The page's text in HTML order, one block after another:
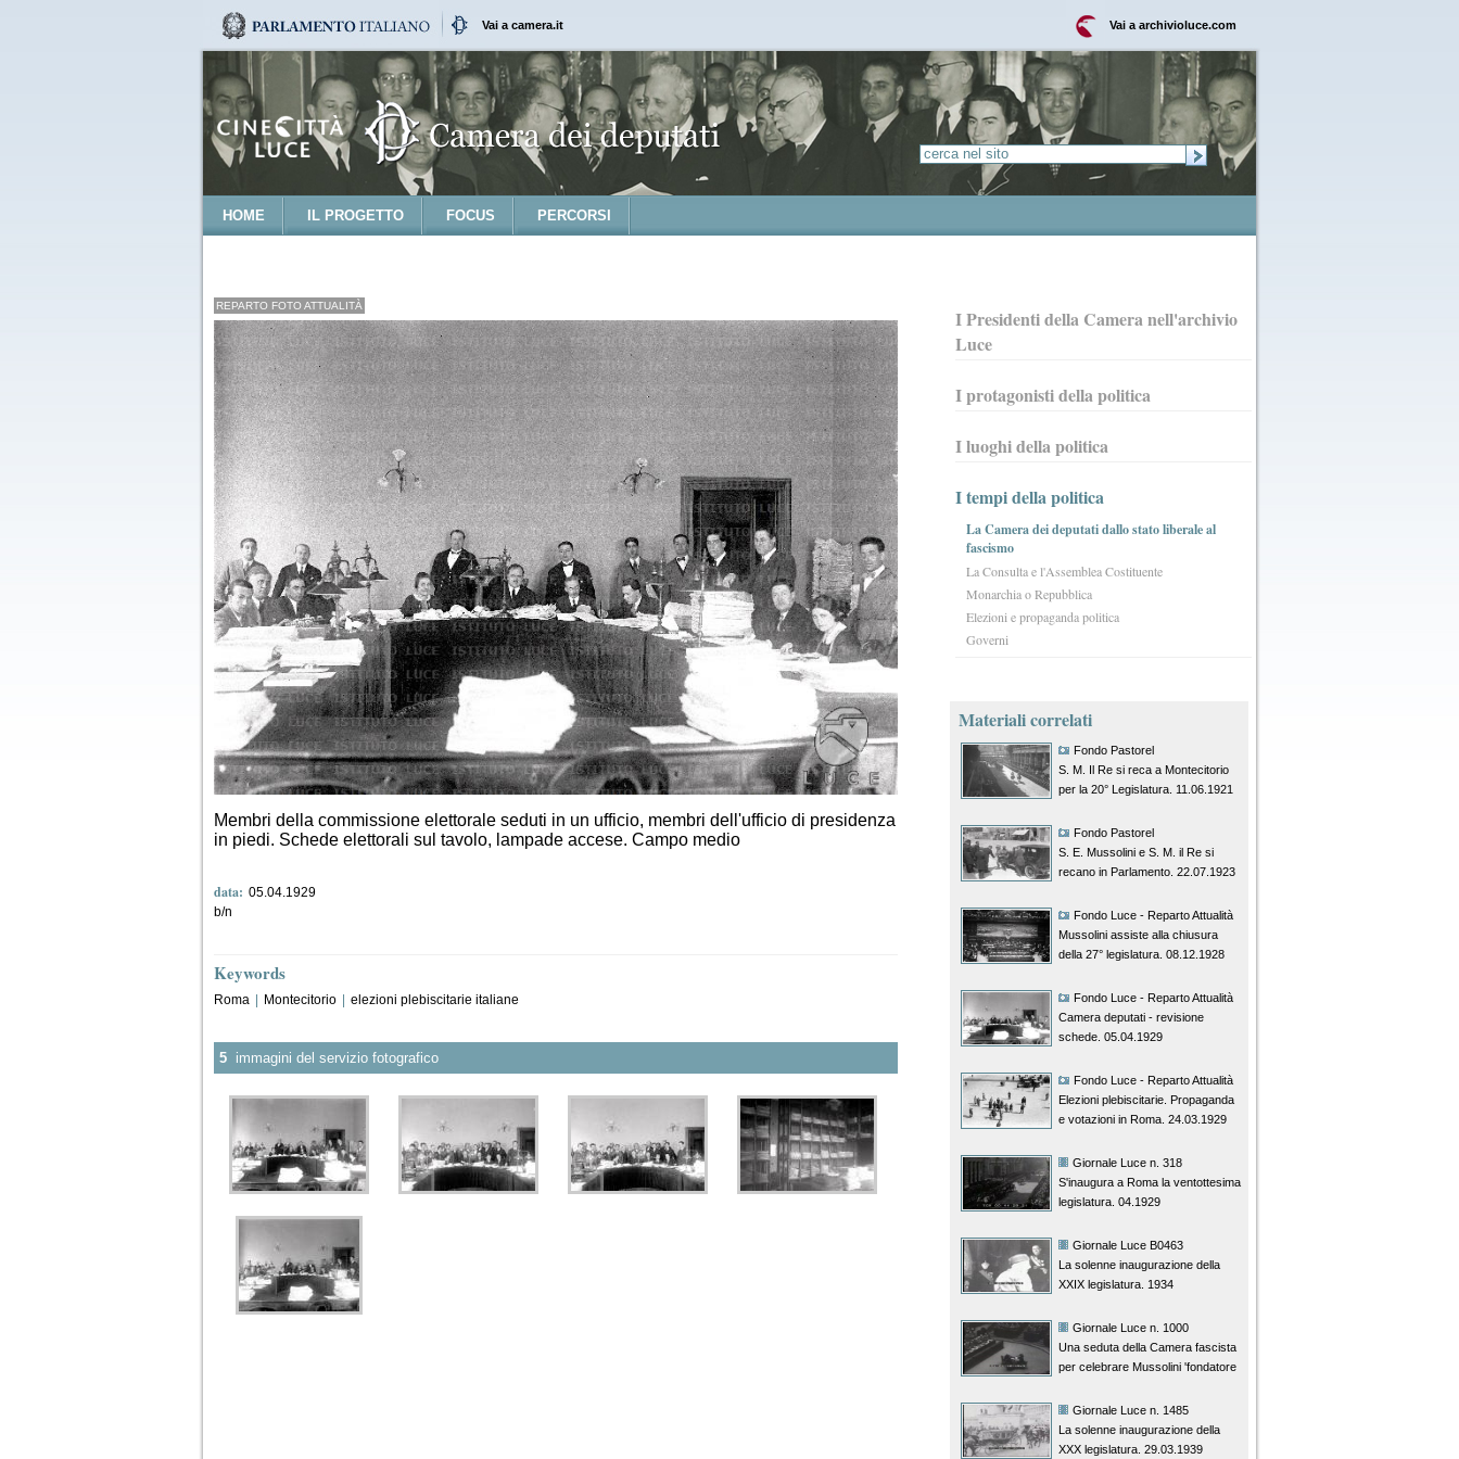
Vai a camera.it Vai a archivioluce.com
HOME IL PROGETTO FOCUS PERCORSI
REPARTO FOTO ATTUALITÀ
Membri della commissione elettorale seduti in un ufficio, membri dell'ufficio di presidenza
in piedi. Schede elettorali sul tavolo, lampade accese. Campo medio
data: 05.04.1929
b/n
Keywords
Roma | Montecitorio | elezioni plebiscitarie italiane
5 immagini del servizio fotografico
I Presidenti della Camera nell'archivio
Luce
I protagonisti della politica
I luoghi della politica
I tempi della politica
La Camera dei deputati dallo stato liberale al
fascismo
La Consulta e l'Assemblea Costituente
Monarchia o Repubblica
Elezioni e propaganda politica
Governi
Materiali correlati
Fondo Pastorel
S. M. Il Re si reca a Montecitorio
per la 20° Legislatura. 11.06.1921
Fondo Pastorel
S. E. Mussolini e S. M. il Re si
recano in Parlamento. 22.07.1923
Fondo Luce - Reparto Attualità
Mussolini assiste alla chiusura
della 27° legislatura. 08.12.1928
Fondo Luce - Reparto Attualità
Camera deputati - revisione
schede. 05.04.1929
Fondo Luce - Reparto Attualità
Elezioni plebiscitarie. Propaganda
e votazioni in Roma. 24.03.1929
Giornale Luce n. 318
S'inaugura a Roma la ventottesima
legislatura. 04.1929
Giornale Luce B0463
La solenne inaugurazione della
XXIX legislatura. 1934
Giornale Luce n. 1000
Una seduta della Camera fascista
per celebrare Mussolini 'fondatore
Giornale Luce n. 1485
La solenne inaugurazione della
XXX legislatura. 29.03.1939